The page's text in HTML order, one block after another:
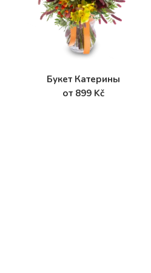
Букет Катерины
от 899 Kč